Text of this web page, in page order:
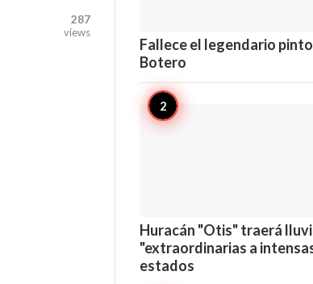
287
views
Fallece el legendario
Botero
Huracán "Otis" traerá
"extraordinarias a
estados